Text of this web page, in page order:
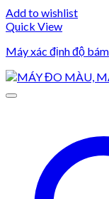
Add to wishlist
Quick View
Máy xác định độ